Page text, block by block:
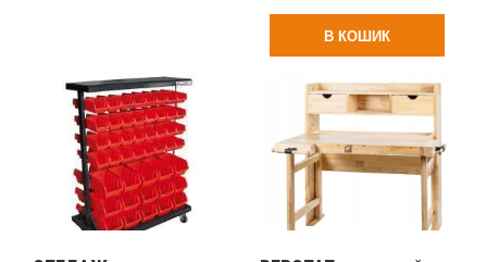
В КОШИК